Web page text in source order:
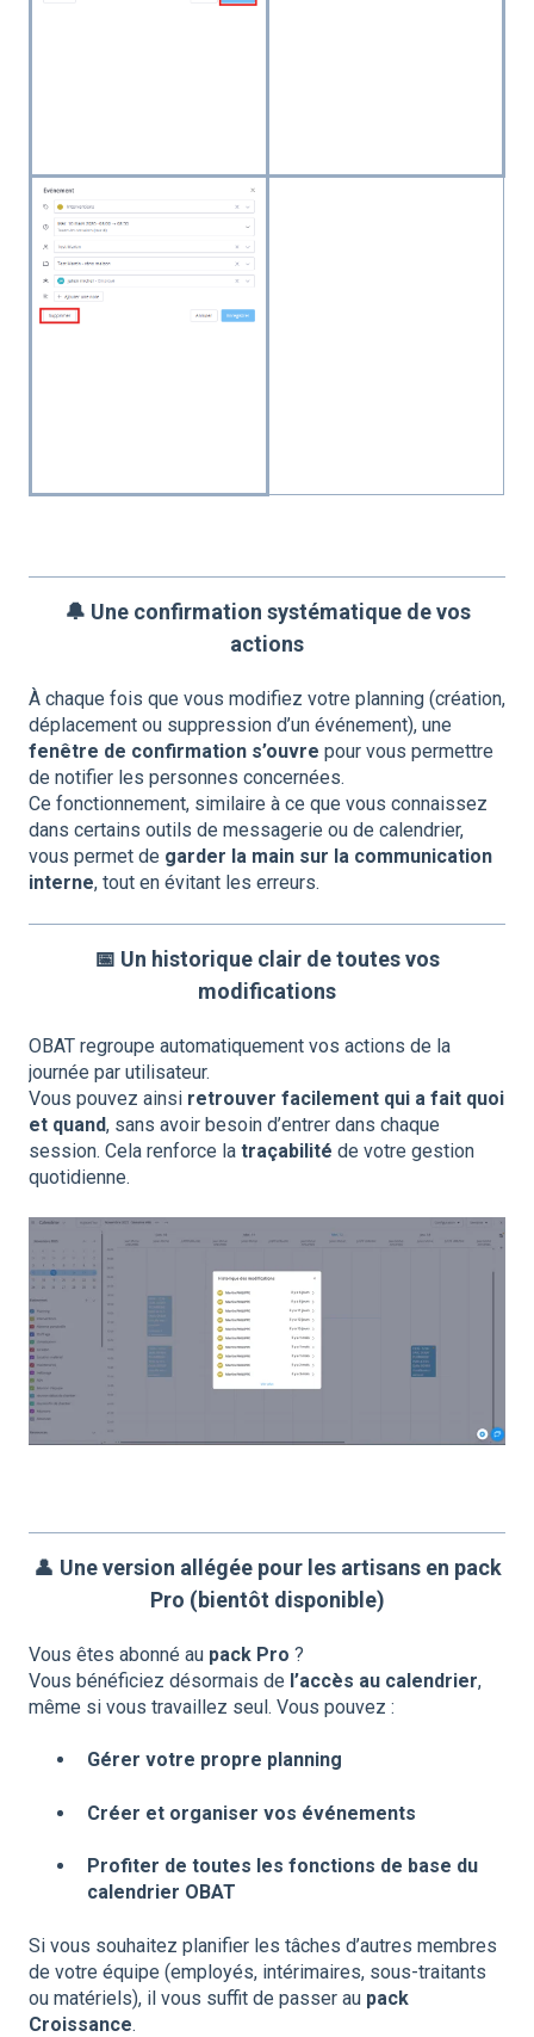
🔔 Une confirmation systématique de vos
actions
À chaque fois que vous modifiez votre planning (création,
déplacement ou suppression d’un événement), une
fenêtre de confirmation s’ouvre pour vous permettre
de notifier les personnes concernées.
Ce fonctionnement, similaire à ce que vous connaissez
dans certains outils de messagerie ou de calendrier,
vous permet de garder la main sur la communication
interne, tout en évitant les erreurs.
📅 Un historique clair de toutes vos
modifications
OBAT regroupe automatiquement vos actions de la
journée par utilisateur.
Vous pouvez ainsi retrouver facilement qui a fait quoi
et quand, sans avoir besoin d’entrer dans chaque
session. Cela renforce la traçabilité de votre gestion
quotidienne.
👤 Une version allégée pour les artisans en pack
Pro (bientôt disponible)
Vous êtes abonné au pack Pro ?
Vous bénéficiez désormais de l’accès au calendrier,
même si vous travaillez seul. Vous pouvez :
Gérer votre propre planning
Créer et organiser vos événements
Profiter de toutes les fonctions de base du
calendrier OBAT
Si vous souhaitez planifier les tâches d’autres membres
de votre équipe (employés, intérimaires, sous-traitants
ou matériels), il vous suffit de passer au pack
Croissance.